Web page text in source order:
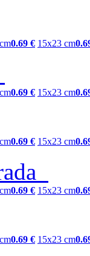
0.69 € 15x23 cm
0.69 € 15x23 cm
0.69 € 15x23 cm
0.69 € 15x23 cm
0.69 € 15x23 cm